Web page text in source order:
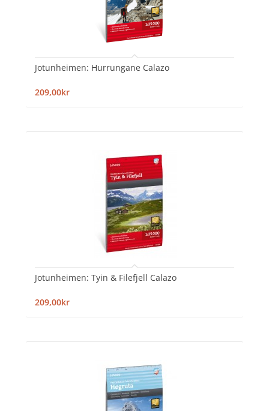
Jotunheimen: Hurrungane Calazo
209,00kr
Jotunheimen: Tyin & Filefjell Calazo
209,00kr